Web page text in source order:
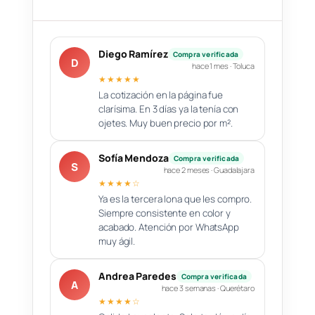
D
Diego Ramírez Compra verificada
hace 1 mes · Toluca
★★★★★
La cotización en la página fue
clarísima. En 3 días ya la tenía con
ojetes. Muy buen precio por m².
S
Sofía Mendoza Compra verificada
hace 2 meses · Guadalajara
★★★★☆
Ya es la tercera lona que les compro.
Siempre consistente en color y
acabado. Atención por WhatsApp
muy ágil.
A
Andrea Paredes Compra verificada
hace 3 semanas · Querétaro
★★★★☆